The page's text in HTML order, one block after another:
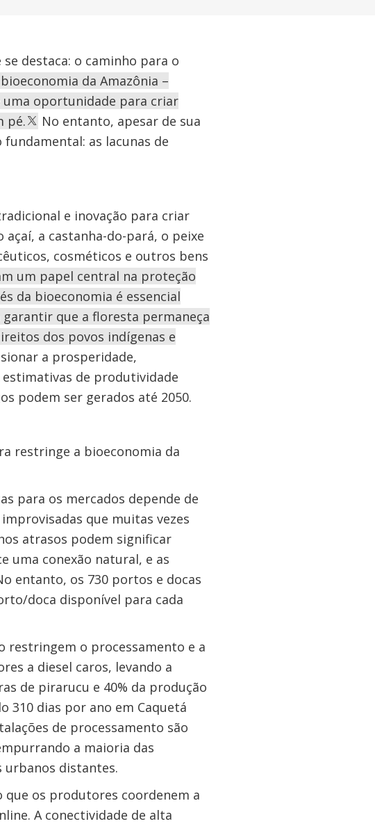
destaca: o caminho para o
da Amazônia –
uma oportunidade para criar
pé.
No entanto, apesar de sua
as lacunas de
e inovação para criar
a castanha-do-pará, o peixe
cosméticos e outros bens
um papel central na proteção
da bioeconomia é essencial
que a floresta permaneça
dos povos indígenas e
a prosperidade,
de produtividade
podem ser gerados até 2050.
restringe a bioeconomia da
para os mercados depende de
que muitas vezes
atrasos podem significar
uma conexão natural, e as
entanto, os 730 portos e docas
doca disponível para cada
restringem o processamento e a
a diesel caros, levando a
de pirarucu e 40% da produção
310 dias por ano em Caquetá
de processamento são
a maioria das
urbanos distantes.
os produtores coordenem a
A conectividade de alta